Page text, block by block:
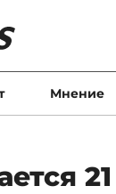
Мнение
21